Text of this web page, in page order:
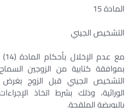
المادة 15
التشخيص الجيني
بموافقة كتابية من الزوجين
التشخيص الجيني قبل الزوج
الوراثية، وذلك بشرط اتخاذ
بالبويضة الملقحة.